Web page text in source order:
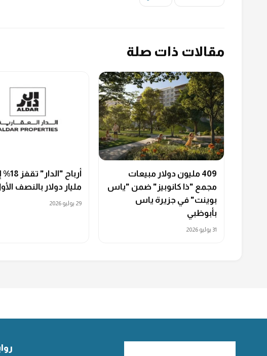
مقالات ذات صلة
409 مليون دولار مبيعات
مجمع "ذا كانوبيز" ضمن "ياس
بوينت" في جزيرة ياس
بأبوظبي
31 يوليو 2026
مليار دولار بالنصف الأول
29 يوليو 2026